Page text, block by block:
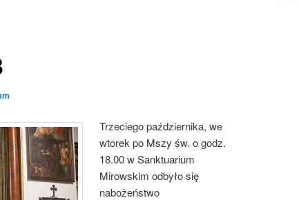
Trzeciego października, we
wtorek po Mszy św. o godz.
18.00 w Sanktuarium
Mirowskim odbyło się
nabożeństwo